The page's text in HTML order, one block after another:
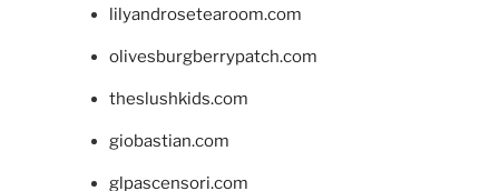
lilyandrosetearoom.com
olivesburgberrypatch.com
theslushkids.com
giobastian.com
glpascensori.com